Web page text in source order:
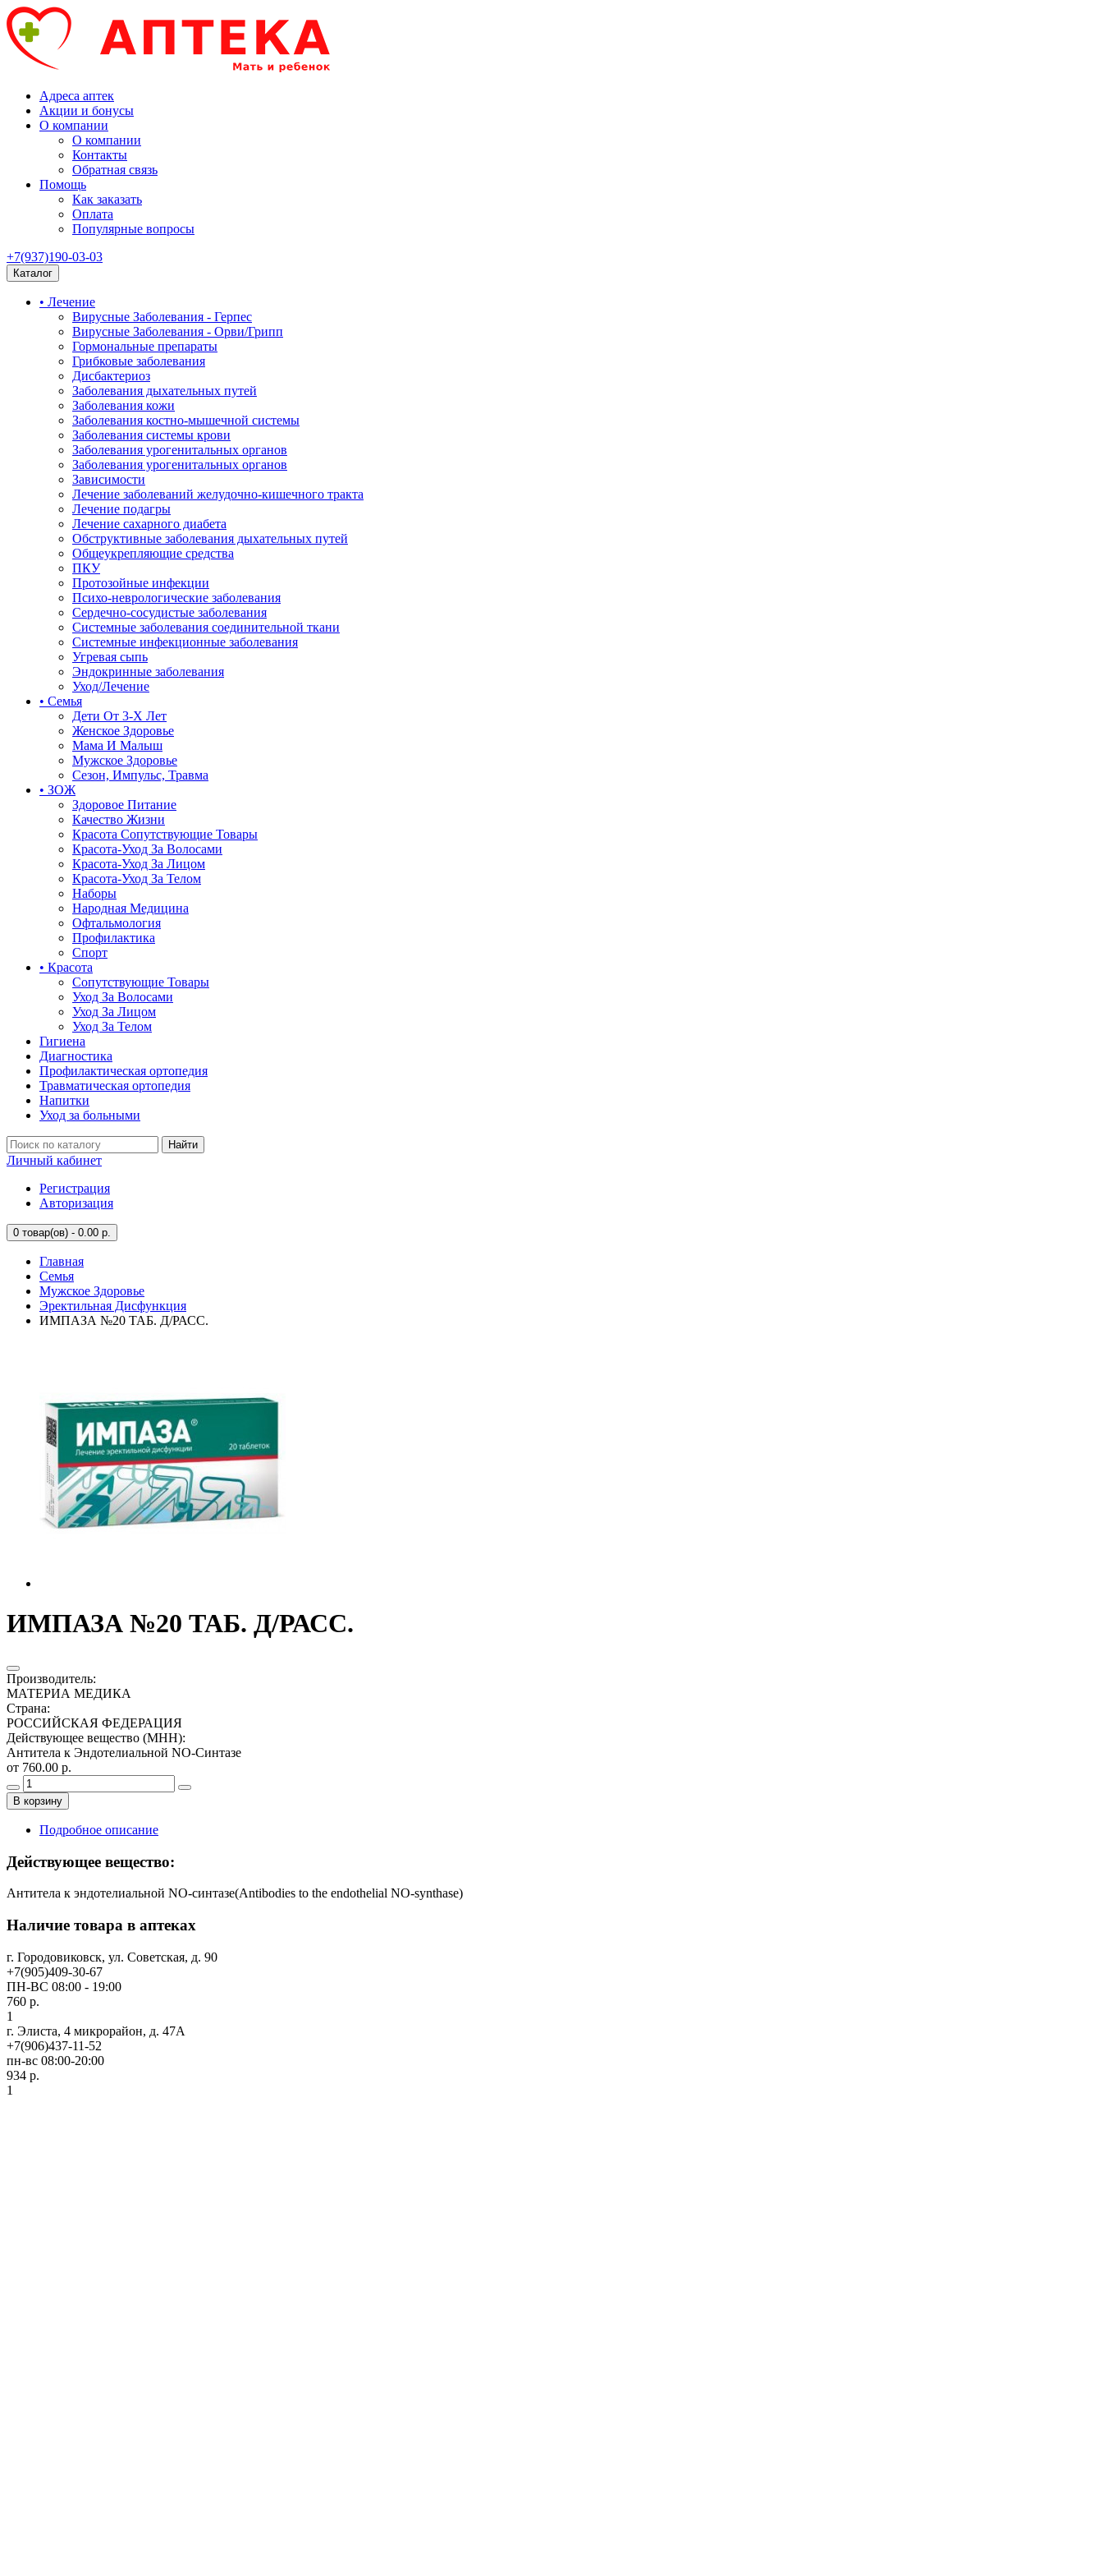
Адреса аптек
Акции и бонусы
О компании
О компании
Контакты
Обратная связь
Помощь
Как заказать
Оплата
Популярные вопросы
+7(937)190-03-03
Каталог
• Лечение
Вирусные Заболевания - Герпес
Вирусные Заболевания - Орви/Грипп
Гормональные препараты
Грибковые заболевания
Дисбактериоз
Заболевания дыхательных путей
Заболевания кожи
Заболевания костно-мышечной системы
Заболевания системы крови
Заболевания урогенитальных органов
Заболевания урогенитальных органов
Зависимости
Лечение заболеваний желудочно-кишечного тракта
Лечение подагры
Лечение сахарного диабета
Обструктивные заболевания дыхательных путей
Общеукрепляющие средства
ПКУ
Протозойные инфекции
Психо-неврологические заболевания
Сердечно-сосудистые заболевания
Системные заболевания соединительной ткани
Системные инфекционные заболевания
Угревая сыпь
Эндокринные заболевания
Уход/Лечение
• Семья
Дети От 3-Х Лет
Женское Здоровье
Мама И Малыш
Мужское Здоровье
Сезон, Импульс, Травма
• ЗОЖ
Здоровое Питание
Качество Жизни
Красота Сопутствующие Товары
Красота-Уход За Волосами
Красота-Уход За Лицом
Красота-Уход За Телом
Наборы
Народная Медицина
Офтальмология
Профилактика
Спорт
• Красота
Сопутствующие Товары
Уход За Волосами
Уход За Лицом
Уход За Телом
Гигиена
Диагностика
Профилактическая ортопедия
Травматическая ортопедия
Напитки
Уход за больными
Найти
Личный кабинет
Регистрация
Авторизация
0 товар(ов) - 0.00 р.
Главная
Семья
Мужское Здоровье
Эректильная Дисфункция
ИМПАЗА №20 ТАБ. Д/РАСС.
ИМПАЗА №20 ТАБ. Д/РАСС.
Производитель:
МАТЕРИА МЕДИКА
Страна:
РОССИЙСКАЯ ФЕДЕРАЦИЯ
Действующее вещество (МНН):
Антитела к Эндотелиальной NO-Синтазе
от 760.00 р.
В корзину
Подробное описание
Действующее вещество:
Антитела к эндотелиальной NO-синтазе(Antibodies to the endothelial NO-synthase)
Наличие товара в аптеках
г. Городовиковск, ул. Советская, д. 90
+7(905)409-30-67
ПН-ВС 08:00 - 19:00
760 р.
1
г. Элиста, 4 микрорайон, д. 47А
+7(906)437-11-52
пн-вс 08:00-20:00
934 р.
1